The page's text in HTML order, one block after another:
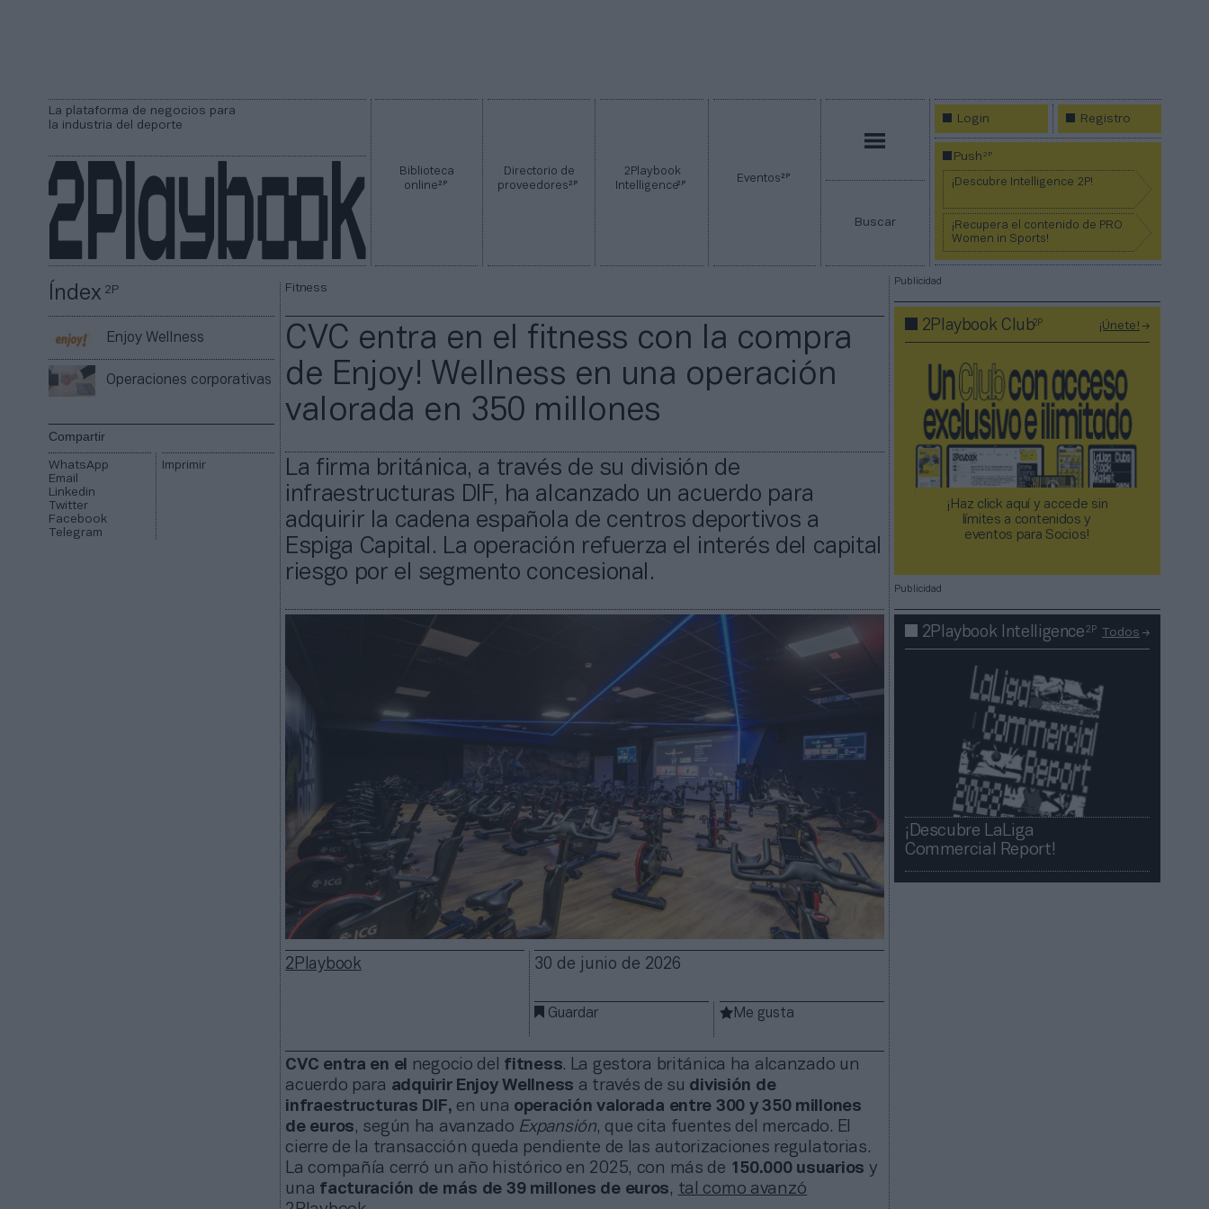
La plataforma de negocios para
la industria del deporte
Biblioteca
online2P
Directorio de
proveedores2P
2Playbook
Intelligence2P Eventos2P
Buscar
Login Registro
Push2P
¡Descubre Intelligence 2P!
¡Recupera el contenido de PRO
Women in Sports!
Índex2P
Enjoy Wellness
Operaciones corporativas
Compartir
WhatsApp
Email
Linkedin
Twitter
Facebook
Telegram
Imprimir
Fitness
CVC entra en el fitness con la compra
de Enjoy! Wellness en una operación
valorada en 350 millones
La firma británica, a través de su división de
infraestructuras DIF, ha alcanzado un acuerdo para
adquirir la cadena española de centros deportivos a
Espiga Capital. La operación refuerza el interés del capital
riesgo por el segmento concesional.
2Playbook 30 de junio de 2026
Guardar Me gusta
CVC entra en el negocio del fitness. La gestora británica ha alcanzado un
acuerdo para adquirir Enjoy Wellness a través de su división de
infraestructuras DIF, en una operación valorada entre 300 y 350 millones
de euros, según ha avanzado Expansión, que cita fuentes del mercado. El
cierre de la transacción queda pendiente de las autorizaciones regulatorias.
La compañía cerró un año histórico en 2025, con más de 150.000 usuarios y
una facturación de más de 39 millones de euros, tal como avanzó
Publicidad
2Playbook Club2P ¡Únete!
¡Haz click aquí y accede sin
límites a contenidos y
eventos para Socios!​​​​​​​
Publicidad
2Playbook Intelligence2P Todos
¡Descubre LaLiga
Commercial Report!​​